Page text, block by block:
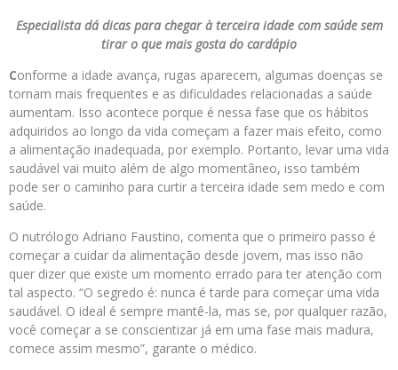
Especialista dá dicas para chegar à terceira idade com saúde sem
tirar o que mais gosta do cardápio
Conforme a idade avança, rugas aparecem, algumas doenças se
tornam mais frequentes e as dificuldades relacionadas a saúde
aumentam. Isso acontece porque é nessa fase que os hábitos
adquiridos ao longo da vida começam a fazer mais efeito, como
a alimentação inadequada, por exemplo. Portanto, levar uma vida
saudável vai muito além de algo momentâneo, isso também
pode ser o caminho para curtir a terceira idade sem medo e com
saúde.
O nutrólogo Adriano Faustino, comenta que o primeiro passo é
começar a cuidar da alimentação desde jovem, mas isso não
quer dizer que existe um momento errado para ter atenção com
tal aspecto. “O segredo é: nunca é tarde para começar uma vida
saudável. O ideal é sempre mantê-la, mas se, por qualquer razão,
você começar a se conscientizar já em uma fase mais madura,
comece assim mesmo”, garante o médico.